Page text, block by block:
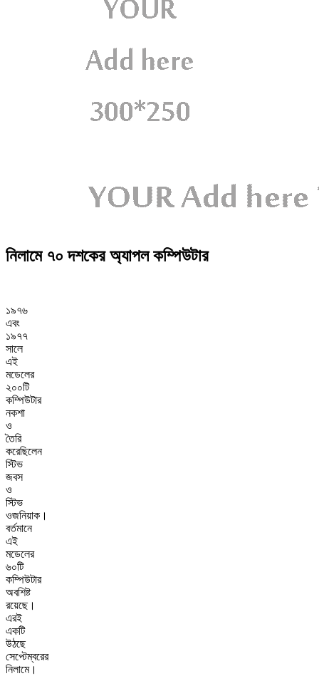
নিলামে ৭০ দশকের অ্যাপল কম্পিউটার
১৯৭৬
এবং
১৯৭৭
সালে
এই
মডেলের
২০০টি
কম্পিউটার
নকশা
ও
তৈরি
করেছিলেন
স্টিভ
জবস
ও
স্টিভ
ওজনিয়াক।
বর্তমানে
এই
মডেলের
৬০টি
কম্পিউটার
অবশিষ্ট
রয়েছে।
এরই
একটি
উঠছে
সেপ্টেম্বরের
নিলামে।